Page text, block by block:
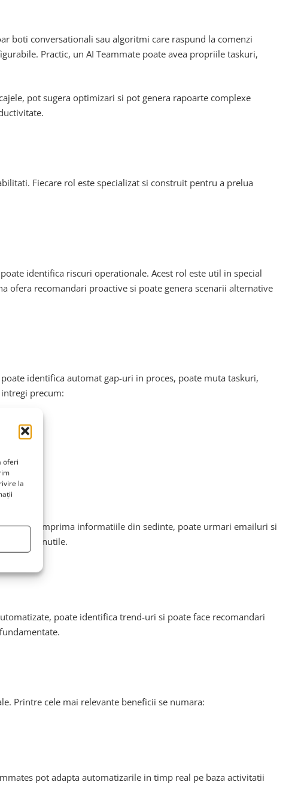
oferi
la
boti conversationali sau algoritmi care raspund la comenzi
Practic, un AI Teammate poate avea propriile taskuri,
pot sugera optimizari si pot genera rapoarte complexe
Fiecare rol este specializat si construit pentru a prelua
identifica riscuri operationale. Acest rol este util in special
ofera recomandari proactive si poate genera scenarii alternative
identifica automat gap-uri in proces, poate muta taskuri,
precum:
poate comprima informatiile din sedinte, poate urmari emailuri si
inutile.
poate identifica trend-uri si poate face recomandari
Printre cele mai relevante beneficii se numara:
pot adapta automatizarile in timp real pe baza activitatii